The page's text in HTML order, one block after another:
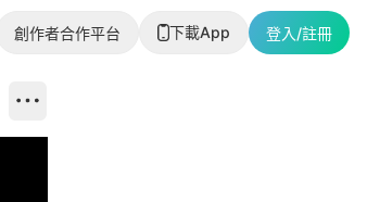
創作者合作平台 下載App 登入/註冊